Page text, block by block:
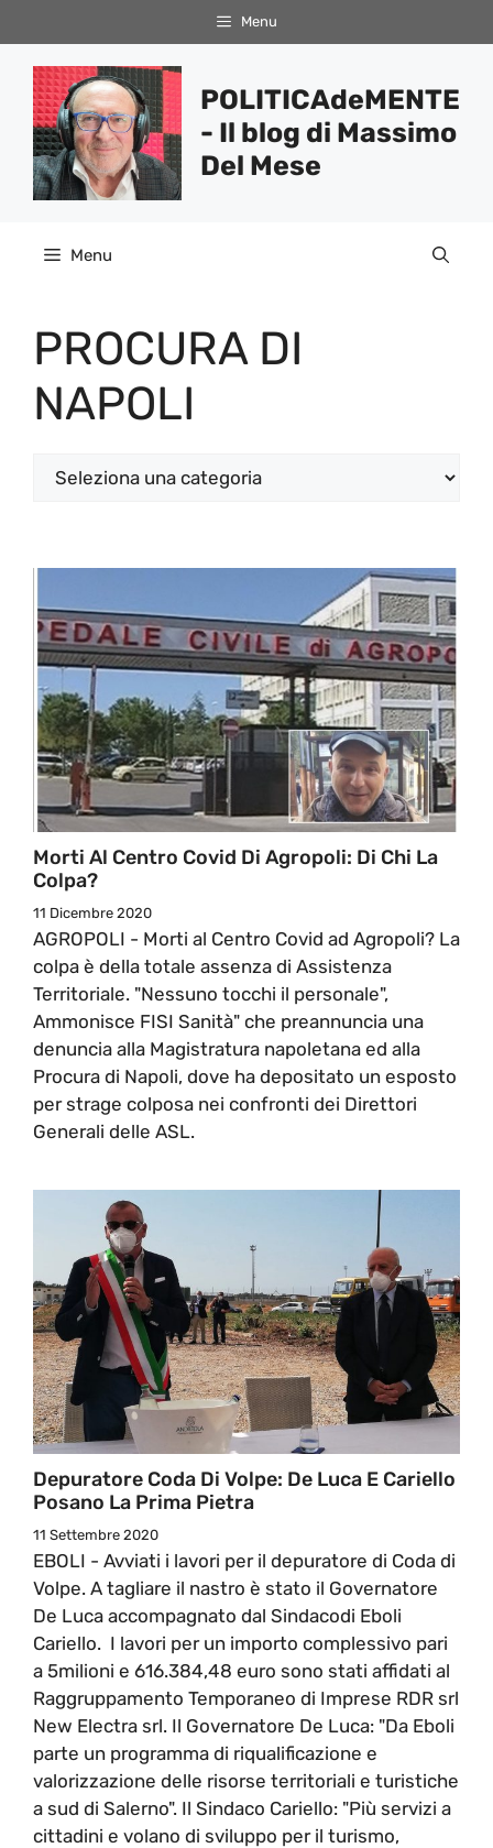
al
contenuto
Menu
POLITICAdeMENTE
- Il blog di Massimo
Del Mese
Menu
PROCURA DI
NAPOLI
Categorie
Morti Al Centro Covid Di Agropoli: Di Chi La
Colpa?
11 Dicembre 2020
AGROPOLI - Morti al Centro Covid ad Agropoli? La
colpa è della totale assenza di Assistenza
Territoriale. "Nessuno tocchi il personale",
Ammonisce FISI Sanità" che preannuncia una
denuncia alla Magistratura napoletana ed alla
Procura di Napoli, dove ha depositato un esposto
per strage colposa nei confronti dei Direttori
Generali delle ASL.
Depuratore Coda Di Volpe: De Luca E Cariello
Posano La Prima Pietra
11 Settembre 2020
EBOLI - Avviati i lavori per il depuratore di Coda di
Volpe. A tagliare il nastro è stato il Governatore
De Luca accompagnato dal Sindacodi Eboli
Cariello. I lavori per un importo complessivo pari
a 5milioni e 616.384,48 euro sono stati affidati al
Raggruppamento Temporaneo di Imprese RDR srl
New Electra srl. Il Governatore De Luca: "Da Eboli
parte un programma di riqualificazione e
valorizzazione delle risorse territoriali e turistiche
a sud di Salerno". Il Sindaco Cariello: "Più servizi a
cittadini e volano di sviluppo per il turismo,